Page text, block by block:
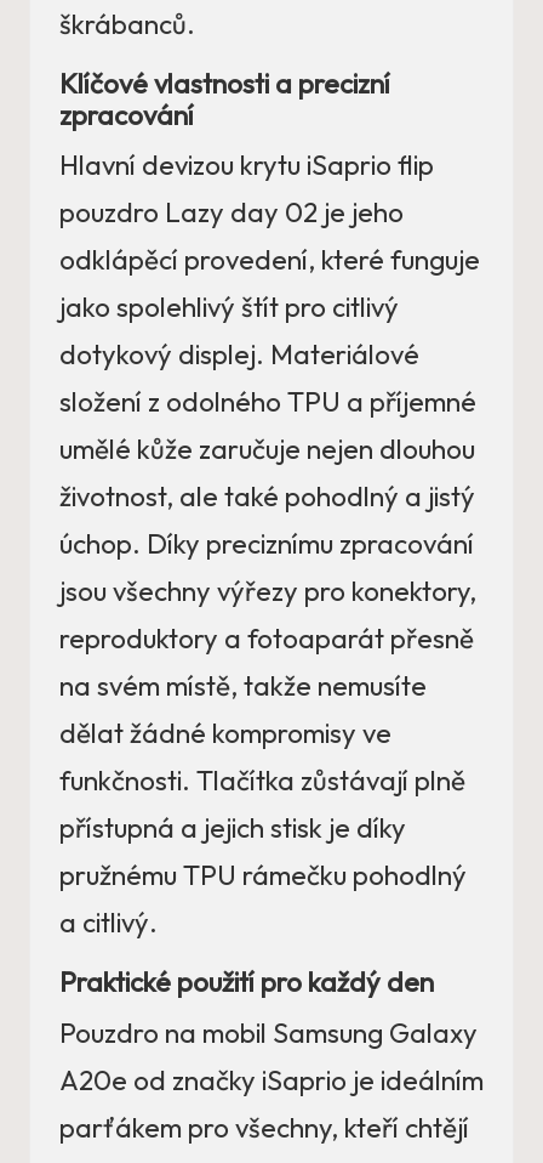
škrábanců.
Klíčové vlastnosti a precizní
zpracování
Hlavní devizou krytu iSaprio flip
pouzdro Lazy day 02 je jeho
odklápěcí provedení, které funguje
jako spolehlivý štít pro citlivý
dotykový displej. Materiálové
složení z odolného TPU a příjemné
umělé kůže zaručuje nejen dlouhou
životnost, ale také pohodlný a jistý
úchop. Díky preciznímu zpracování
jsou všechny výřezy pro konektory,
reproduktory a fotoaparát přesně
na svém místě, takže nemusíte
dělat žádné kompromisy ve
funkčnosti. Tlačítka zůstávají plně
přístupná a jejich stisk je díky
pružnému TPU rámečku pohodlný
a citlivý.
Praktické použití pro každý den
Pouzdro na mobil Samsung Galaxy
A20e od značky iSaprio je ideálním
parťákem pro všechny, kteří chtějí